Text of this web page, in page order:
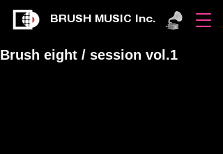
BRUSH MUSIC Inc.
Brush eight / session vol.1